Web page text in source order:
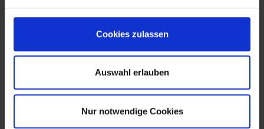
Cookies zulassen
Auswahl erlauben
Nur notwendige Cookies